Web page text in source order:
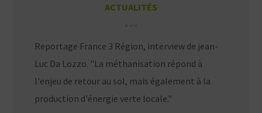
ACTUALITÉS
Reportage France 3 Région, interview de jean-
Luc Da Lozzo. "La méthanisation répond à
l'enjeu de retour au sol, mais également à la
production d'énergie verte locale."